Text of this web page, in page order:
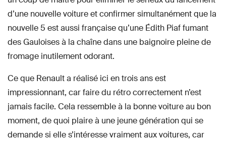
d’une nouvelle voiture et confirmer simultanément que la
nouvelle 5 est aussi française qu’une Édith Piaf fumant
des Gauloises à la chaîne dans une baignoire pleine de
fromage inutilement odorant.
Ce que Renault a réalisé ici en trois ans est
impressionnant, car faire du rétro correctement n’est
jamais facile. Cela ressemble à la bonne voiture au bon
moment, de quoi plaire à une jeune génération qui se
demande si elle s’intéresse vraiment aux voitures, car